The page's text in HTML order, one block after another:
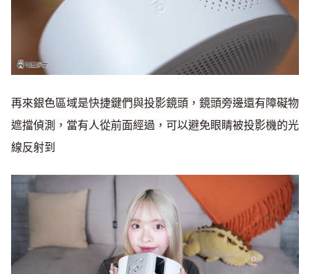
再來銀色區域是快捷鍵們與投影鏡頭，鏡頭旁邊還有障礙物
遮擋偵測，當有人從前面經過，可以避免眼睛被投影機的光
線反射到